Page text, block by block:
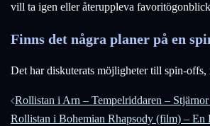
vill ta igen eller återuppleva
Finns det några planer på en
Det har diskuterats möjligheter till spin-
Inläggsnavigering
Rollistan i Arn – Tempelriddaren –
Rollistan i Bohemian Rhapsody (film) –